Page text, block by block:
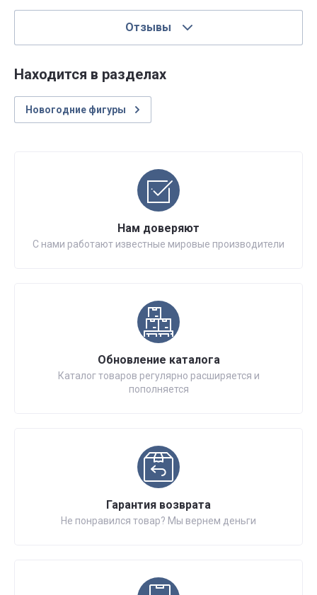
Отзывы
Находится в разделах
Новогодние фигуры
Нам доверяют
С нами работают известные мировые производители
Обновление каталога
Каталог товаров регулярно расширяется и
пополняется
Гарантия возврата
Не понравился товар? Мы вернем деньги